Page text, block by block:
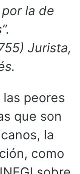
la de
Jurista,
peores
que son
la
como